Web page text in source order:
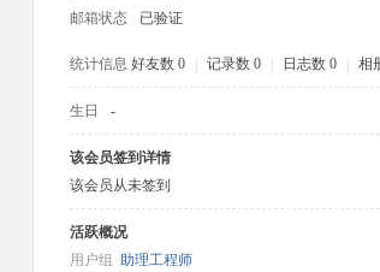
邮箱状态
已验证
统计信息 好友数 0 记录数 0 日志数 0 相
生日 -
该会员签到详情
该会员从未签到
活跃概况
用户组 助理工程师